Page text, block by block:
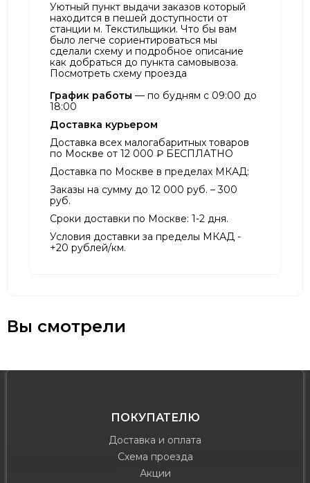
Уютный пункт выдачи заказов который
находится в пешей доступности от
станции м. Текстильщики. Что бы вам
было легче сориентироваться мы
сделали схему и подробное описание
как добраться до пункта самовывоза.
Посмотреть схему проезда
График работы — по будням с 09:00 до
18:00
Доставка курьером
Доставка всех малогабаритных товаров
по Москве от 12 000 ₽ БЕСПЛАТНО
Доставка по Москве в пределах МКАД:
Заказы на сумму до 12 000 руб. – 300
руб.
Сроки доставки по Москве: 1-2 дня.
Условия доставки за пределы МКАД -
+20 рублей/км.
Вы смотрели
ПОКУПАТЕЛЮ
Доставка и оплата
Схема проезда
Акции